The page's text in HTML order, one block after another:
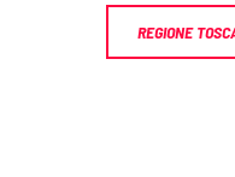
REGIONE